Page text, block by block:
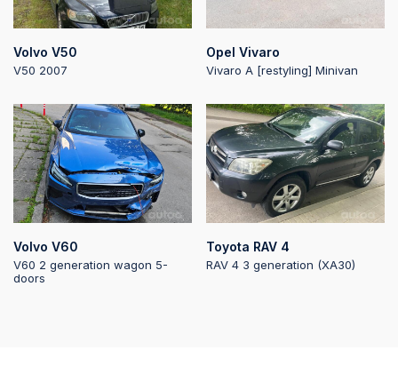
Volvo V50
V50 2007
Opel Vivaro
Vivaro A [restyling] Minivan
Volvo V60
V60 2 generation wagon 5-
doors
Toyota RAV 4
RAV 4 3 generation (XA30)